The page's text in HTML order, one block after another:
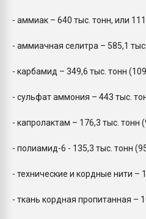
- аммиак – 640 тыс. тонн, или
- аммиачная селитра – 585,1
- карбамид – 349,6 тыс. тонн
- сульфат аммония – 443 тыс.
- капролактам – 176,3 тыс. тонн
- полиамид-6 - 135,3 тыс. тонн
- технические и кордные нити –
- ткань кордная пропитанная –